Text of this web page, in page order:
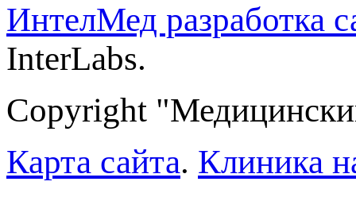
ИнтелМед разработка
InterLabs.
Copyright
Карта сайта. Клиника